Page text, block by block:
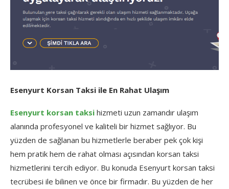
Esenyurt Korsan Taksi ile En Rahat Ulaşım
Esenyurt korsan taksi hizmeti uzun zamandır ulaşım
alanında profesyonel ve kaliteli bir hizmet sağlıyor. Bu
yüzden de sağlanan bu hizmetlerle beraber pek çok kişi
hem pratik hem de rahat olması açısından korsan taksi
hizmetlerini tercih ediyor. Bu konuda Esenyurt korsan taksi
tecrübesi ile bilinen ve önce bir firmadır. Bu yüzden de her